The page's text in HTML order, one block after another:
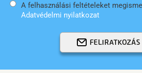
A felhasználási feltételeket
Adatvédelmi nyilatkozat
FELIRATKOZÁS